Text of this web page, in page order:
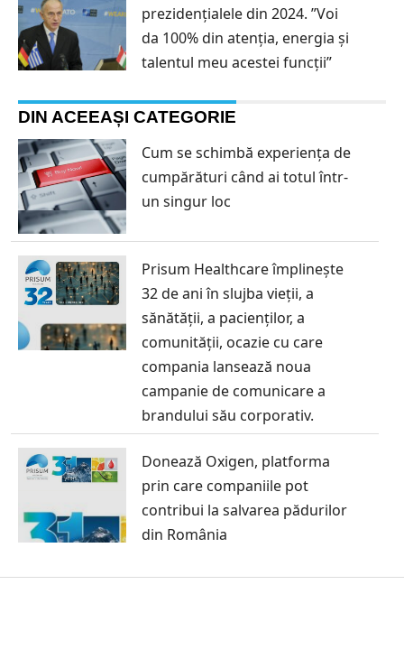
prezidențialele din 2024. ”Voi
da 100% din atenția, energia și
talentul meu acestei funcții”
DIN ACEEAȘI CATEGORIE
Cum se schimbă experiența de
cumpărături când ai totul într-
un singur loc
Prisum Healthcare împlinește
32 de ani în slujba vieții, a
sănătății, a pacienților, a
comunității, ocazie cu care
compania lansează noua
campanie de comunicare a
brandului său corporativ.
Donează Oxigen, platforma
prin care companiile pot
contribui la salvarea pădurilor
din România